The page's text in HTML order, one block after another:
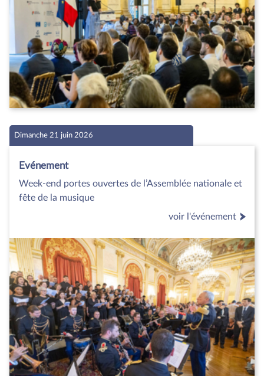
Dimanche 21 juin 2026
Evénement
Week-end portes ouvertes de l’Assemblée nationale et
fête de la musique
voir l'événement